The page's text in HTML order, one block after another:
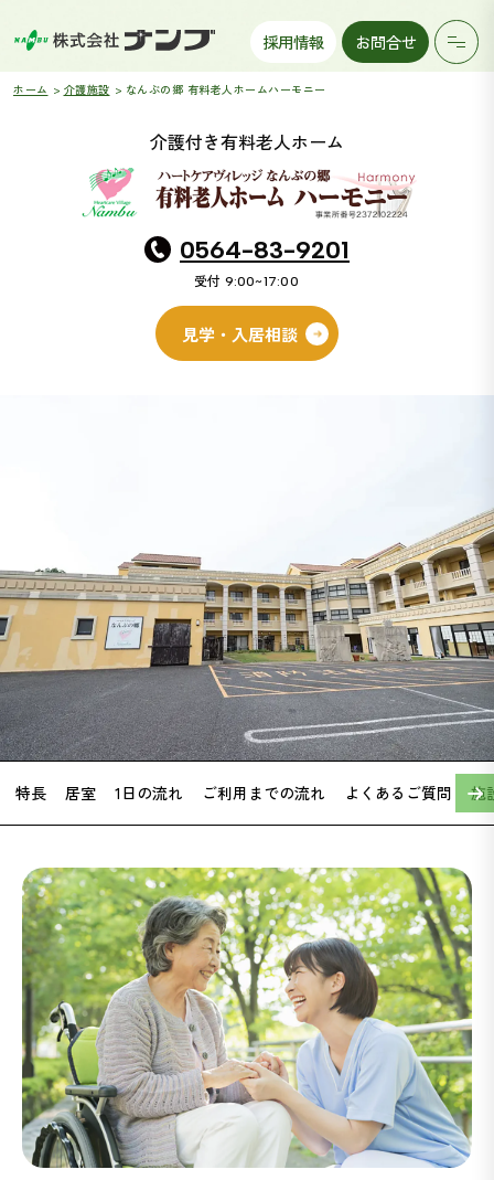
採用情報 お問合せ
ホーム 介護施設 なんぶの郷 有料老人ホームハーモニー
介護付き有料老人ホーム
0564-83-9201
受付 9:00~17:00
見学・入居相談
特長 居室 1日の流れ ご利用までの流れ よくあるご質問 施